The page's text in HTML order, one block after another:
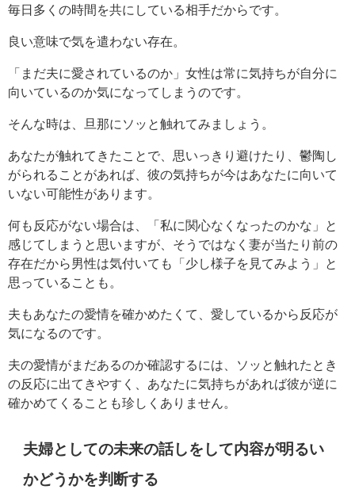
毎日多くの時間を共にしている相手だからです。
良い意味で気を遣わない存在。
「まだ夫に愛されているのか」女性は常に気持ちが自分に
向いているのか気になってしまうのです。
そんな時は、旦那にソッと触れてみましょう。
あなたが触れてきたことで、思いっきり避けたり、鬱陶し
がられることがあれば、彼の気持ちが今はあなたに向いて
いない可能性があります。
何も反応がない場合は、「私に関心なくなったのかな」と
感じてしまうと思いますが、そうではなく妻が当たり前の
存在だから男性は気付いても「少し様子を見てみよう」と
思っていることも。
夫もあなたの愛情を確かめたくて、愛しているから反応が
気になるのです。
夫の愛情がまだあるのか確認するには、ソッと触れたとき
の反応に出てきやすく、あなたに気持ちがあれば彼が逆に
確かめてくることも珍しくありません。
夫婦としての未来の話しをして内容が明るい
かどうかを判断する